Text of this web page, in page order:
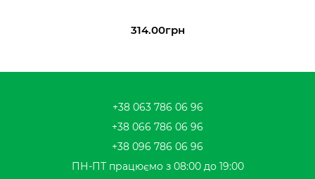
314.00грн
+38 063 786 06 96
+38 066 786 06 96
+38 096 786 06 96
ПН-ПТ працюємо з 08:00 до 19:00